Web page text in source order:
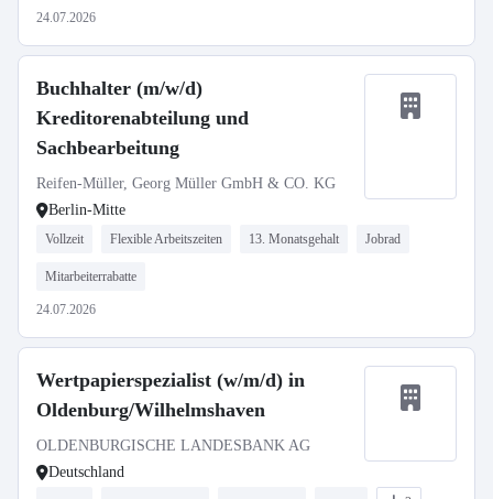
24.07.2026
Buchhalter (m/w/d)
Kreditorenabteilung und
Sachbearbeitung
Reifen-Müller, Georg Müller GmbH & CO. KG
Berlin-Mitte
Vollzeit Flexible Arbeitszeiten 13. Monatsgehalt Jobrad
Mitarbeiterrabatte
24.07.2026
Wertpapierspezialist (w/m/d) in
Oldenburg/Wilhelmshaven
OLDENBURGISCHE LANDESBANK AG
Deutschland